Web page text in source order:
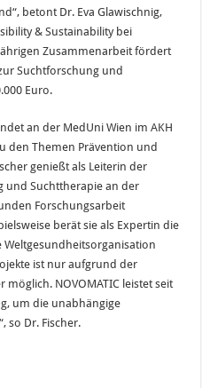
betont Dr. Eva Glawischnig,
& Sustainability bei
Zusammenarbeit fördert
Suchtforschung und
Euro.
an der MedUni Wien im AKH
den Themen Prävention und
genießt als Leiterin der
und Suchttherapie an der
Forschungsarbeit
berät sie als Expertin die
Weltgesundheitsorganisation
ist nur aufgrund der
NOVOMATIC leistet seit
um die unabhängige
so Dr. Fischer.